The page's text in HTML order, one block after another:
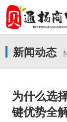
新闻动态
为什么选
键优势全